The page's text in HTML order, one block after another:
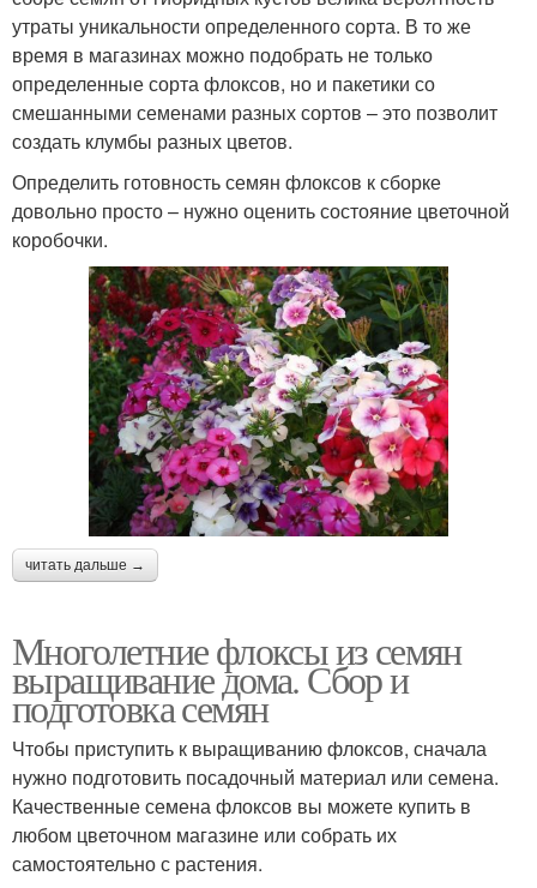
утраты уникальности определенного сорта. В то же
время в магазинах можно подобрать не только
определенные сорта флоксов, но и пакетики со
смешанными семенами разных сортов – это позволит
создать клумбы разных цветов.
Определить готовность семян флоксов к сборке
довольно просто – нужно оценить состояние цветочной
коробочки.
читать дальше →
Многолетние флоксы из семян
выращивание дома. Сбор и
подготовка семян
Чтобы приступить к выращиванию флоксов, сначала
нужно подготовить посадочный материал или семена.
Качественные семена флоксов вы можете купить в
любом цветочном магазине или собрать их
самостоятельно с растения.